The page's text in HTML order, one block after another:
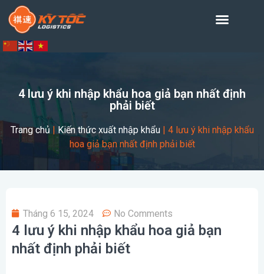
4 lưu ý khi nhập khẩu hoa giả bạn nhất định
phải biết
Trang chủ | Kiến thức xuất nhập khẩu| 4 lưu ý khi nhập khẩu
hoa giả bạn nhất định phải biết
Tháng 6 15, 2024 No Comments
4 lưu ý khi nhập khẩu hoa giả bạn
nhất định phải biết